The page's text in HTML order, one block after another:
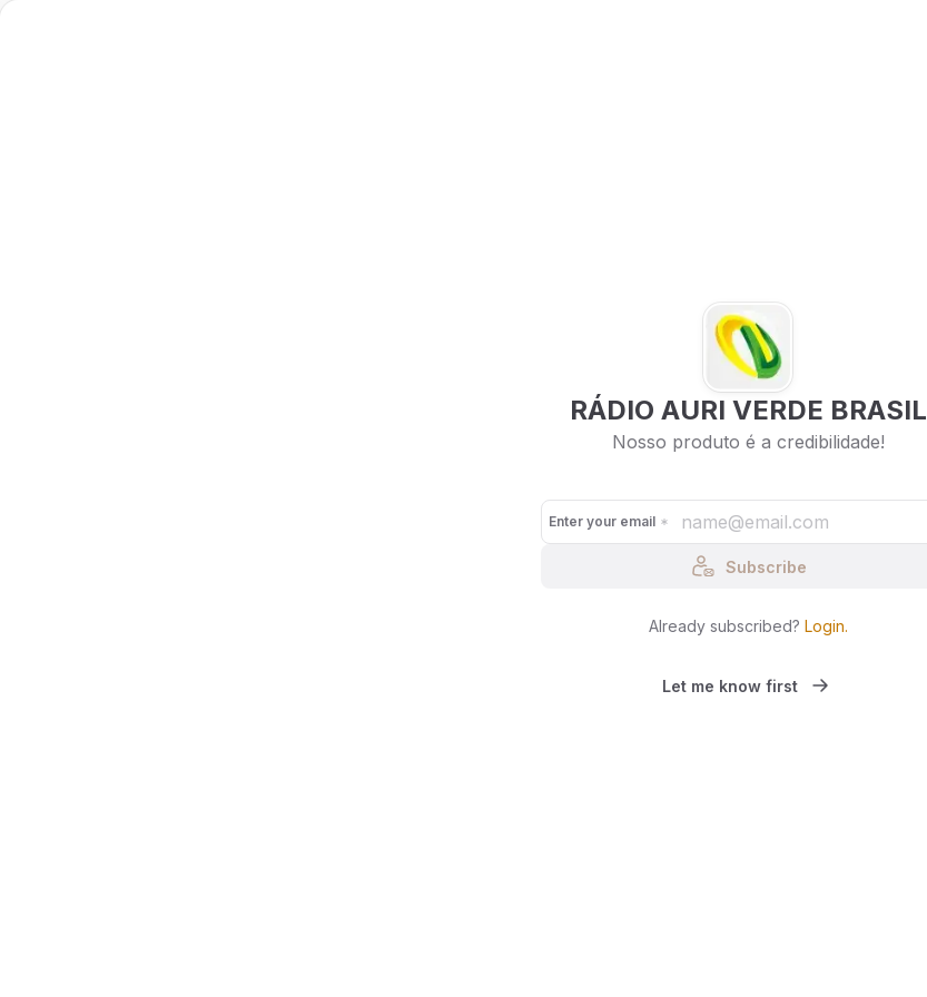
RÁDIO AURI VERDE BRASIL
Nosso produto é a credibilidade!
Enter your email
Subscribe
Already subscribed? Login.
Let me know first